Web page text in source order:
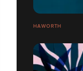
HAWORTH